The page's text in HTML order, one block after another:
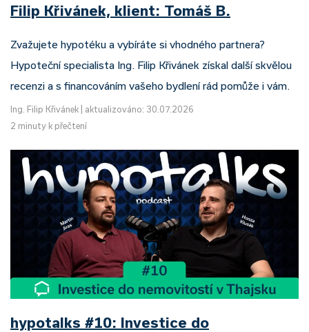
Filip Křivánek, klient: Tomáš B.
Zvažujete hypotéku a vybíráte si vhodného partnera?
Hypoteční specialista Ing. Filip Křivánek získal další skvělou
recenzi a s financováním vašeho bydlení rád pomůže i vám.
Ing. Filip Křivánek
aktualizováno: 30.07.2026
2 minuty k přečtení
hypotalks #10: Investice do